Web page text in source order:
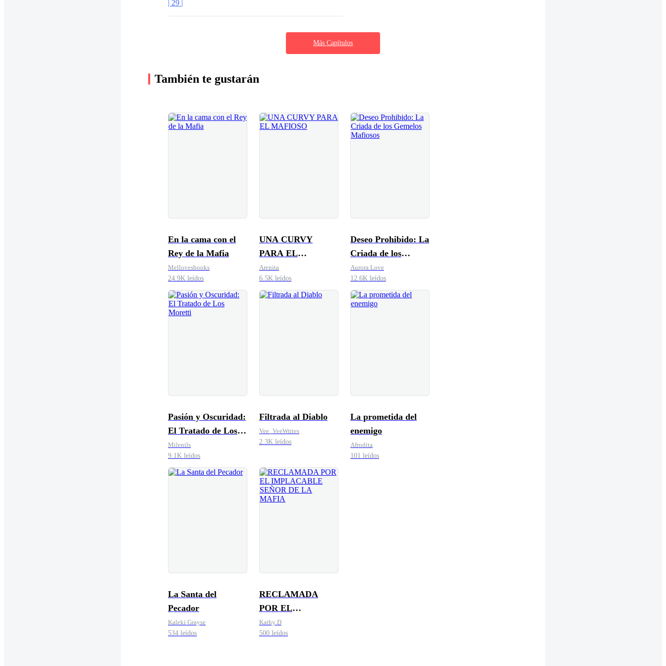
| 29 |
Más Capítulos
También te gustarán
En la cama con el
Rey de la Mafia
Mellovesbooks
24.9K leídos
UNA CURVY
PARA EL
MAFIOSO
Arenita
6.5K leídos
Deseo Prohibido: La
Criada de los
Gemelos Mafiosos
Aurora Love
12.6K leídos
Pasión y Oscuridad:
El Tratado de Los
Moretti
Milenils
9.1K leídos
Filtrada al Diablo
Vee_VeeWrites
2.3K leídos
La prometida del
enemigo
Afrodita
101 leídos
La Santa del
Pecador
Kaleki Grayse
534 leídos
RECLAMADA
POR EL
IMPLACABLE
SEÑOR DE LA
Kathy D
500 leídos